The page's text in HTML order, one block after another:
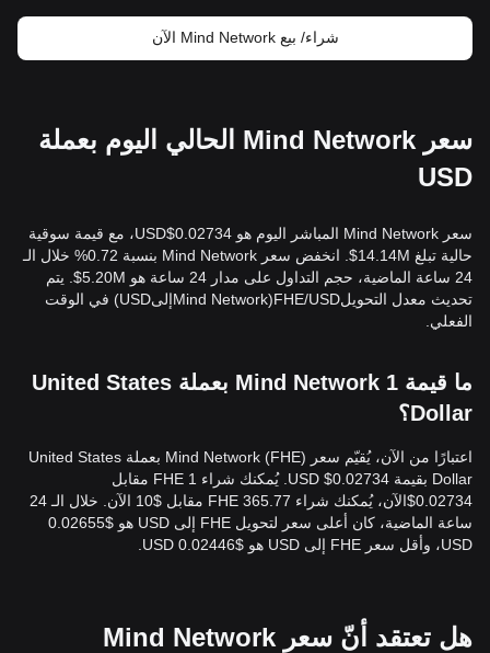
شراء/ بيع Mind Network الآن
سعر Mind Network الحالي اليوم بعملة
USD
سعر Mind Network المباشر اليوم هو 0.02734$USD، مع قيمة سوقية
حالية تبلغ 14.14M$. انخفض سعر Mind Network بنسبة 0.72% خلال الـ
24 ساعة الماضية، حجم التداول على مدار 24 ساعة هو 5.20M$. يتم
تحديث معدل التحويلFHE/USD(Mind NetworkإلىUSD) في الوقت
الفعلي.
ما قيمة 1 Mind Network بعملة United States
Dollar؟
اعتبارًا من الآن، يُقيّم سعر Mind Network (FHE) بعملة United States
Dollar بقيمة 0.02734$ USD. يُمكنك شراء 1 FHE مقابل
0.02734$الآن، يُمكنك شراء 365.77 FHE مقابل $10 الآن. خلال الـ 24
ساعة الماضية، كان أعلى سعر لتحويل FHE إلى USD هو $0.02655
USD، وأقل سعر FHE إلى USD هو $0.02446 USD.
هل تعتقد أنّ سعر Mind Network